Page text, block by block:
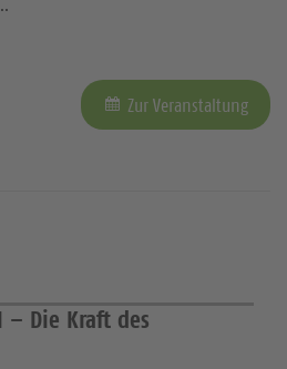
Zur Veranstaltung
Die Kraft des